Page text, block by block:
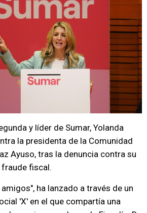
y líder de Sumar, Yolanda
la presidenta de la Comunidad
Ayuso, tras la denuncia contra su
fiscal.
ha lanzado a través de un
'X' en el que compartía una